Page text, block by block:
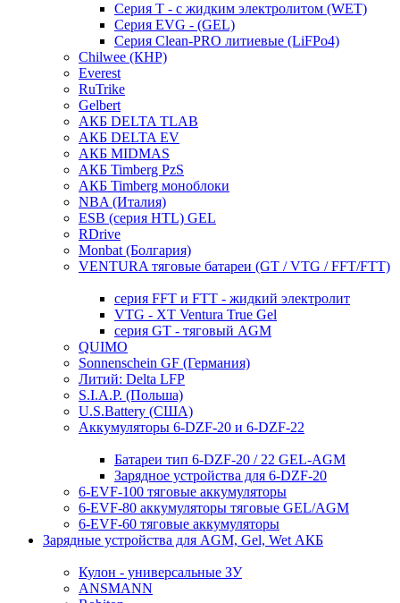
Серия T - с жидким электролитом (WET)
Серия EVG - (GEL)
Серия Clean-PRO литиевые (LiFPo4)
Chilwee (КНР)
Everest
RuTrike
Gelbert
АКБ DELTA TLAB
АКБ DELTA EV
АКБ MIDMAS
АКБ Timberg PzS
АКБ Timberg моноблоки
NBA (Италия)
ESB (серия HTL) GEL
RDrive
Monbat (Болгария)
VENTURA тяговые батареи (GT / VTG / FFT/FTT)
серия FFT и FTT - жидкий электролит
VTG - XT Ventura True Gel
серия GT - тяговый AGM
QUIMO
Sonnenschein GF (Германия)
Литий: Delta LFP
S.I.A.P. (Польша)
U.S.Battery (США)
Аккумуляторы 6-DZF-20 и 6-DZF-22
Батареи тип 6-DZF-20 / 22 GEL-AGM
Зарядное устройства для 6-DZF-20
6-EVF-100 тяговые аккумуляторы
6-EVF-80 аккумуляторы тяговые GEL/AGM
6-EVF-60 тяговые аккумуляторы
Зарядные устройства для AGM, Gel, Wet АКБ
Кулон - универсальные ЗУ
ANSMANN